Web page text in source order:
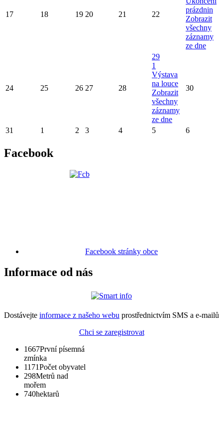
17 18 19 20 21 22
prázdnin
Zobrazit
všechny
záznamy
ze dne
24 25 26 27 28
29
1
Výstava
na louce
Zobrazit
všechny
záznamy
ze dne
30
31 1 2 3 4 5 6
Facebook
Facebook stránky obce
Informace od nás
Dostávejte informace z našeho webu prostřednictvím SMS a e-mailů
Chci se zaregistrovat
1667První písemná
zmínka
1171Počet obyvatel
298Metrů nad
mořem
740hektarů